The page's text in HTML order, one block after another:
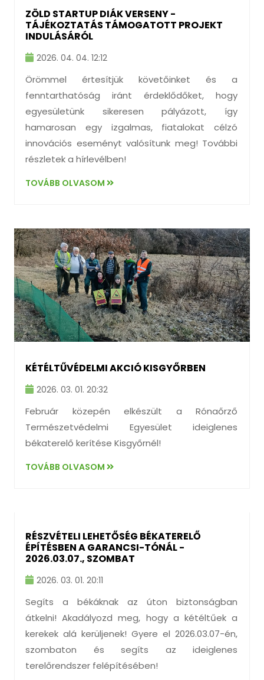
ZÖLD STARTUP DIÁK VERSENY -
TÁJÉKOZTATÁS TÁMOGATOTT PROJEKT
INDULÁSÁRÓL
2026. 04. 04. 12:12
Örömmel értesítjük követőinket és a
fenntarthatóság iránt érdeklődőket, hogy
egyesületünk sikeresen pályázott, így
hamarosan egy izgalmas, fiatalokat célzó
innovációs eseményt valósítunk meg! További
részletek a hírlevélben!
TOVÁBB OLVASOM
KÉTÉLTŰVÉDELMI AKCIÓ KISGYŐRBEN
2026. 03. 01. 20:32
Február közepén elkészült a Rónaőrző
Természetvédelmi Egyesület ideiglenes
békaterelő kerítése Kisgyőrnél!
TOVÁBB OLVASOM
RÉSZVÉTELI LEHETŐSÉG BÉKATERELŐ
ÉPÍTÉSBEN A GARANCSI-TÓNÁL -
2026.03.07., SZOMBAT
2026. 03. 01. 20:11
Segíts a békáknak az úton biztonságban
átkelni! Akadályozd meg, hogy a kétéltűek a
kerekek alá kerüljenek! Gyere el 2026.03.07-én,
szombaton és segíts az ideiglenes
terelőrendszer felépítésében!